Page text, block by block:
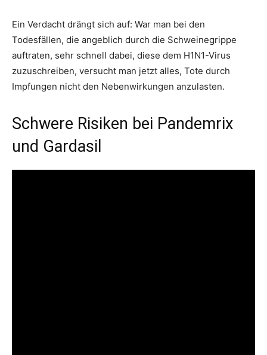
Ein Verdacht drängt sich auf: War man bei den
Todesfällen, die angeblich durch die Schweinegrippe
auftraten, sehr schnell dabei, diese dem H1N1-Virus
zuzuschreiben, versucht man jetzt alles, Tote durch
Impfungen nicht den Nebenwirkungen anzulasten.
Schwere Risiken bei Pandemrix
und Gardasil